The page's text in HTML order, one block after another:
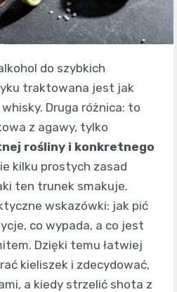
do szybkich
traktowana jest jak
Druga różnica: to
z agawy, tylko
rośliny i konkretnego
kilku prostych zasad
ten trunek smakuje.
wskazówki: jak pić
co wypada, a co jest
Dzięki temu łatwiej
kieliszek i zdecydować,
a kiedy strzelić shota z